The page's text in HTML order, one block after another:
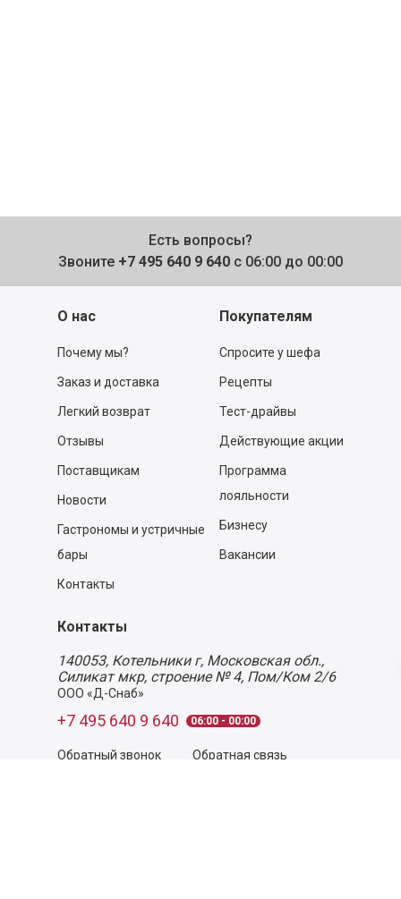
Есть вопросы?
Звоните +7 495 640 9 640 с 06:00 до 00:00
О нас
Почему мы?
Заказ и доставка
Легкий возврат
Отзывы
Поставщикам
Новости
Гастрономы и устричные
бары
Контакты
Покупателям
Спросите у шефа
Рецепты
Тест-драйвы
Действующие акции
Программа
лояльности
Бизнесу
Вакансии
Контакты
140053, Котельники г, Московская обл.,
Силикат мкр, строение № 4, Пом/Ком 2/6
ООО «Д-Снаб»
+7 495 640 9 640 06:00 - 00:00
Обратный звонок Обратная связь